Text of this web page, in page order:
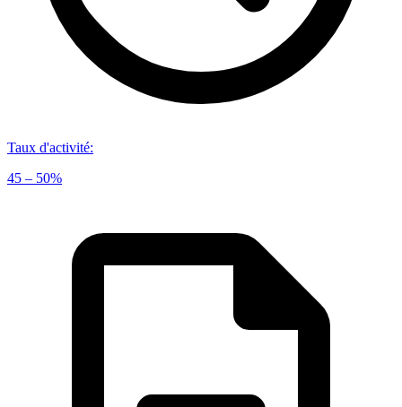
Taux d'activité:
45 – 50%